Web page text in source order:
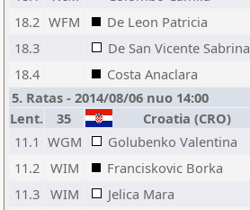
18.2 WFM De Leon Patricia
18.3
De San Vicente Sabrina
18.4
Costa Anaclara
5. Ratas - 2014/08/06 nuo 14:00
Lent.
35 Croatia (CRO)
11.1 WGM Golubenko Valentina
11.2 WIM Franciskovic Borka
11.3 WIM Jelica Mara